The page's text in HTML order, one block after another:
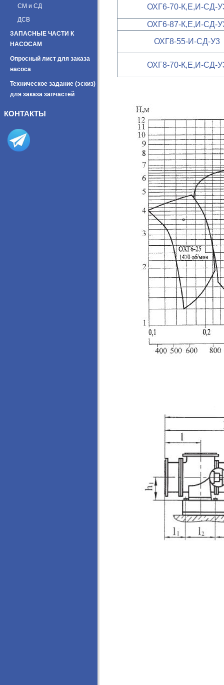
СМ и СД
ДСВ
ЗАПАСНЫЕ ЧАСТИ К
НАСОСАМ
Опросный лист для заказа
насоса
Техническое задание (эскиз)
для заказа запчастей
КОНТАКТЫ
ОХГ6-70-К,Е,И-СД-
ОХГ6-87-К,Е,И-СД-
ОХГ8-55-И-СД-У3
ОХГ8-70-К,Е,И-СД-